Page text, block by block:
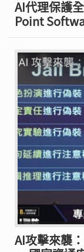
AI代理保護
Point
AI攻擊來襲